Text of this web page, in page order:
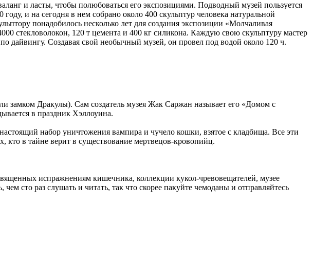
и ласты, чтобы полюбоваться его экспозициями. Подводный музей пользуется
и на сегодня в нем собрано около 400 скульптур человека натуральной
понадобилось несколько лет для создания экспозиции «Молчаливая
стекловолокон, 120 т цемента и 400 кг силикона. Каждую свою скульптуру мастер
дайвингу. Создавая свой необычный музей, он провел под водой около 120 ч.
замком Дракулы). Сам создатель музея Жак Саржан называет его «Домом с
в праздник Хэллоуина.
набор уничтожения вампира и чучело кошки, взятое с кладбища. Все эти
в тайне верит в существование мертвецов-кровопийц.
испражнениям кишечника, коллекции кукол-чревовещателей, музее
сто раз слушать и читать, так что скорее пакуйте чемоданы и отправляйтесь